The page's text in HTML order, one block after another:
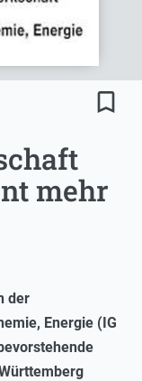
bookmark_border
mehr
der
Energie (IG